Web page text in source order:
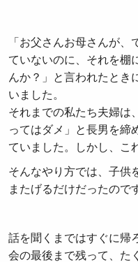
「お父さんお母さんが
ていないのに、それを棚
んか？」と言われたとき
いました。
それまでの私たち夫婦は
ってはダメ」と長男を締
ていました。しかし、こ
そんなやり方では、子供
またげるだけだったので
話を聞くまではすぐに帰
会の最後まで残って、た